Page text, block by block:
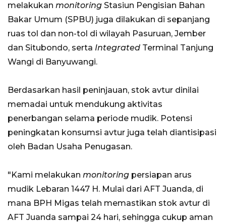
melakukan monitoring Stasiun Pengisian Bahan
Bakar Umum (SPBU) juga dilakukan di sepanjang
ruas tol dan non-tol di wilayah Pasuruan, Jember
dan Situbondo, serta Integrated Terminal Tanjung
Wangi di Banyuwangi.
Berdasarkan hasil peninjauan, stok avtur dinilai
memadai untuk mendukung aktivitas
penerbangan selama periode mudik. Potensi
peningkatan konsumsi avtur juga telah diantisipasi
oleh Badan Usaha Penugasan.
"Kami melakukan monitoring persiapan arus
mudik Lebaran 1447 H. Mulai dari AFT Juanda, di
mana BPH Migas telah memastikan stok avtur di
AFT Juanda sampai 24 hari, sehingga cukup aman